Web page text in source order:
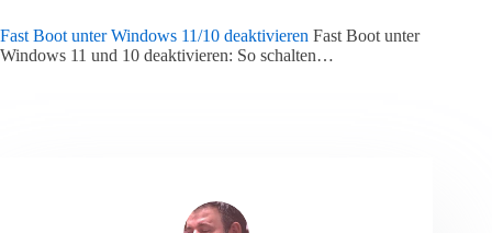
Fast Boot unter Windows 11/10 deaktivieren Fast Boot unter
Windows 11 und 10 deaktivieren: So schalten…